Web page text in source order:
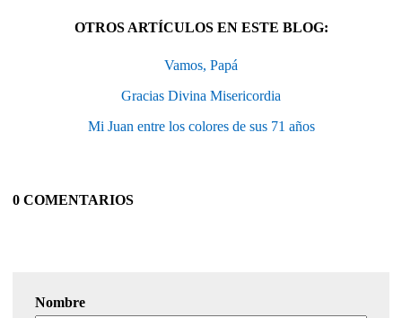
OTROS ARTÍCULOS EN ESTE BLOG:
Vamos, Papá
Gracias Divina Misericordia
Mi Juan entre los colores de sus 71 años
0 COMENTARIOS
Nombre